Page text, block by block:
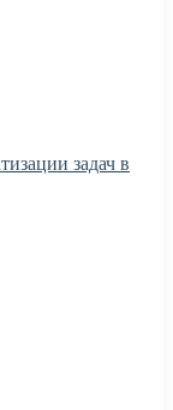
задач в